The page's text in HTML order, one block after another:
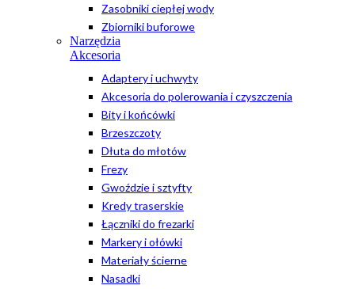
Zasobniki ciepłej wody
Zbiorniki buforowe
Narzędzia
Akcesoria
Adaptery i uchwyty
Akcesoria do polerowania i czyszczenia
Bity i końcówki
Brzeszczoty
Dłuta do młotów
Frezy
Gwoździe i sztyfty
Kredy traserskie
Łączniki do frezarki
Markery i ołówki
Materiały ścierne
Nasadki